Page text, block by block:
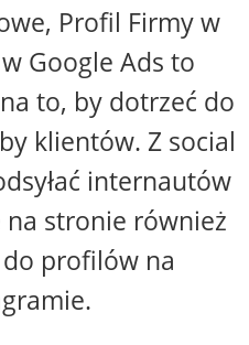
Profil Firmy w
Google Ads to
to, by dotrzeć do
klientów. Z social
internautów
stronie również
profilów na